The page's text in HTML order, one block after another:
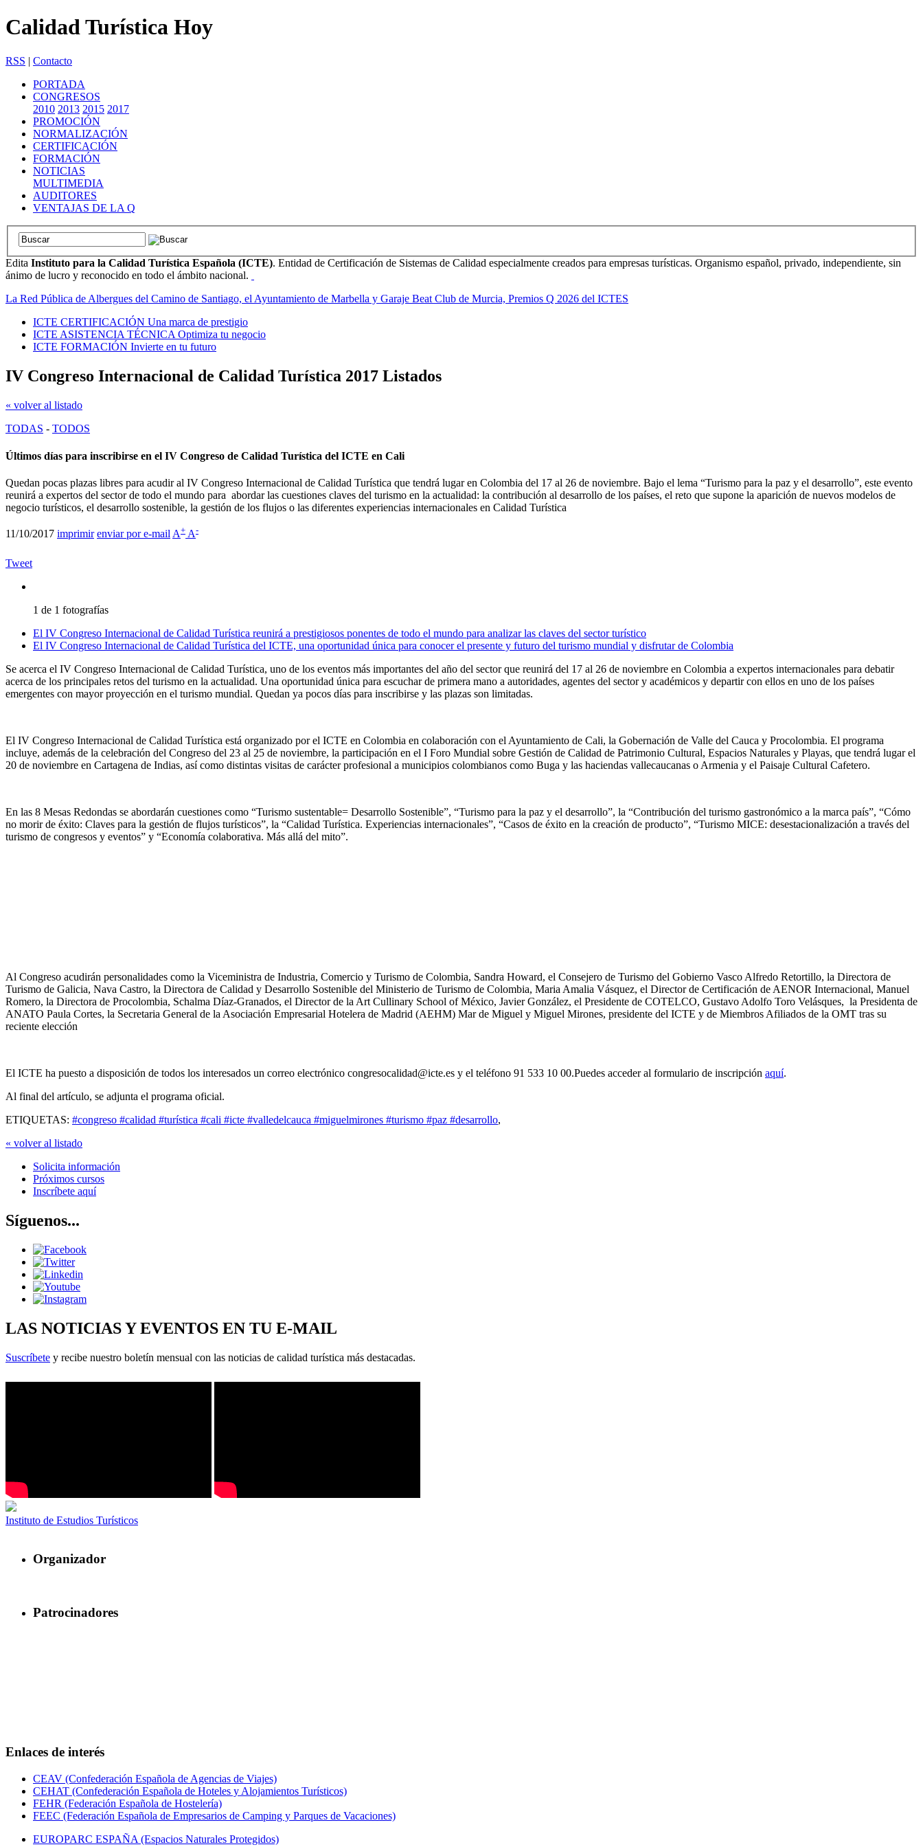
Calidad Turística Hoy
RSS | Contacto
PORTADA
CONGRESOS
2010 2013 2015 2017
PROMOCIÓN
NORMALIZACIÓN
CERTIFICACIÓN
FORMACIÓN
NOTICIAS
MULTIMEDIA
AUDITORES
VENTAJAS DE LA Q
Edita Instituto para la Calidad Turística Española (ICTE). Entidad de Certificación de Sistemas de Calidad especialmente creados para empresas turísticas. Organismo español, privado, independiente, sin
ánimo de lucro y reconocido en todo el ámbito nacional.
La Red Pública de Albergues del Camino de Santiago, el Ayuntamiento de Marbella y Garaje Beat Club de Murcia, Premios Q 2026 del ICTES
ICTE CERTIFICACIÓN Una marca de prestigio
ICTE ASISTENCIA TÉCNICA Optimiza tu negocio
ICTE FORMACIÓN Invierte en tu futuro
IV Congreso Internacional de Calidad Turística 2017 Listados
« volver al listado
TODAS - TODOS
Últimos días para inscribirse en el IV Congreso de Calidad Turística del ICTE en Cali
Quedan pocas plazas libres para acudir al IV Congreso Internacional de Calidad Turística que tendrá lugar en Colombia del 17 al 26 de noviembre. Bajo el lema “Turismo para la paz y el desarrollo”, este evento
reunirá a expertos del sector de todo el mundo para abordar las cuestiones claves del turismo en la actualidad: la contribución al desarrollo de los países, el reto que supone la aparición de nuevos modelos de
negocio turísticos, el desarrollo sostenible, la gestión de los flujos o las diferentes experiencias internacionales en Calidad Turística
11/10/2017 imprimir enviar por e-mail A+ A-
Tweet
1 de 1 fotografías
El IV Congreso Internacional de Calidad Turística reunirá a prestigiosos ponentes de todo el mundo para analizar las claves del sector turístico
El IV Congreso Internacional de Calidad Turística del ICTE, una oportunidad única para conocer el presente y futuro del turismo mundial y disfrutar de Colombia
Se acerca el IV Congreso Internacional de Calidad Turística, uno de los eventos más importantes del año del sector que reunirá del 17 al 26 de noviembre en Colombia a expertos internacionales para debatir
acerca de los principales retos del turismo en la actualidad. Una oportunidad única para escuchar de primera mano a autoridades, agentes del sector y académicos y departir con ellos en uno de los países
emergentes con mayor proyección en el turismo mundial. Quedan ya pocos días para inscribirse y las plazas son limitadas.
El IV Congreso Internacional de Calidad Turística está organizado por el ICTE en Colombia en colaboración con el Ayuntamiento de Cali, la Gobernación de Valle del Cauca y Procolombia. El programa
incluye, además de la celebración del Congreso del 23 al 25 de noviembre, la participación en el I Foro Mundial sobre Gestión de Calidad de Patrimonio Cultural, Espacios Naturales y Playas, que tendrá lugar el
20 de noviembre en Cartagena de Indias, así como distintas visitas de carácter profesional a municipios colombianos como Buga y las haciendas vallecaucanas o Armenia y el Paisaje Cultural Cafetero.
En las 8 Mesas Redondas se abordarán cuestiones como “Turismo sustentable= Desarrollo Sostenible”, “Turismo para la paz y el desarrollo”, la “Contribución del turismo gastronómico a la marca país”, “Cómo
no morir de éxito: Claves para la gestión de flujos turísticos”, la “Calidad Turística. Experiencias internacionales”, “Casos de éxito en la creación de producto”, “Turismo MICE: desestacionalización a través del
turismo de congresos y eventos” y “Economía colaborativa. Más allá del mito”.
Al Congreso acudirán personalidades como la Viceministra de Industria, Comercio y Turismo de Colombia, Sandra Howard, el Consejero de Turismo del Gobierno Vasco Alfredo Retortillo, la Directora de
Turismo de Galicia, Nava Castro, la Directora de Calidad y Desarrollo Sostenible del Ministerio de Turismo de Colombia, Maria Amalia Vásquez, el Director de Certificación de AENOR Internacional, Manuel
Romero, la Directora de Procolombia, Schalma Díaz-Granados, el Director de la Art Cullinary School of México, Javier González, el Presidente de COTELCO, Gustavo Adolfo Toro Velásques, la Presidenta de
ANATO Paula Cortes, la Secretaria General de la Asociación Empresarial Hotelera de Madrid (AEHM) Mar de Miguel y Miguel Mirones, presidente del ICTE y de Miembros Afiliados de la OMT tras su
reciente elección
El ICTE ha puesto a disposición de todos los interesados un correo electrónico congresocalidad@icte.es y el teléfono 91 533 10 00.Puedes acceder al formulario de inscripción aquí.
Al final del artículo, se adjunta el programa oficial.
ETIQUETAS: #congreso #calidad #turística #cali #icte #valledelcauca #miguelmirones #turismo #paz #desarrollo,
« volver al listado
Solicita información
Próximos cursos
Inscríbete aquí
Síguenos...
LAS NOTICIAS Y EVENTOS EN TU E-MAIL
Suscríbete y recibe nuestro boletín mensual con las noticias de calidad turística más destacadas.
Instituto de Estudios Turísticos
Organizador
Patrocinadores
Enlaces de interés
CEAV (Confederación Española de Agencias de Viajes)
CEHAT (Confederación Española de Hoteles y Alojamientos Turísticos)
FEHR (Federación Española de Hostelería)
FEEC (Federación Española de Empresarios de Camping y Parques de Vacaciones)
EUROPARC ESPAÑA (Espacios Naturales Protegidos)